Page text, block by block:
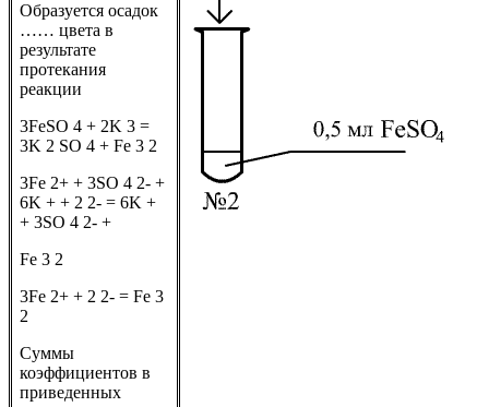
Образуется осадок
…… цвета в
результате
протекания
реакции
3FeSO 4 + 2K 3 =
3K 2 SO 4 + Fe 3 2
3Fe 2+ + 3SO 4 2- +
6K + + 2 2- = 6K +
+ 3SO 4 2- +
Fe 3 2
3Fe 2+ + 2 2- = Fe 3
2
Суммы
коэффициентов в
приведенных